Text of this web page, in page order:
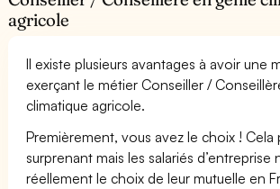
agricole
Il existe plusieurs avantages à avoir une
exerçant le métier Conseiller /
climatique agricole.
Premièrement, vous avez le choix ! Cela
surprenant mais les salariés d’entreprise
réellement le choix de leur mutuelle en